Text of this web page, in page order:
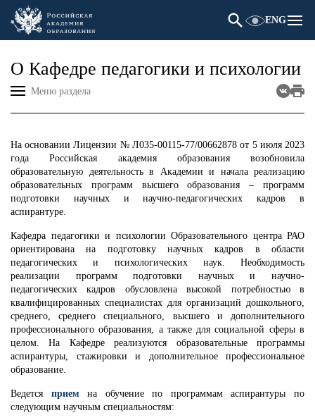
ENG
О Кафедре педагогики и психологии
Меню раздела
На основании Лицензии № Л035-00115-77/00662878 от 5 июля 2023
года Российская академия образования возобновила
образовательную деятельность в Академии и начала реализацию
образовательных программ высшего образования – программ
подготовки научных и научно-педагогических кадров в
аспирантуре.
Кафедра педагогики и психологии Образовательного центра РАО
ориентирована на подготовку научных кадров в области
педагогических и психологических наук. Необходимость
реализации программ подготовки научных и научно-
педагогических кадров обусловлена высокой потребностью в
квалифицированных специалистах для организаций дошкольного,
среднего, среднего специального, высшего и дополнительного
профессионального образования, а также для социальной сферы в
целом. На Кафедре реализуются образовательные программы
аспирантуры, стажировки и дополнительное профессиональное
образование.
Ведется прием на обучение по программам аспирантуры по
следующим научным специальностям: